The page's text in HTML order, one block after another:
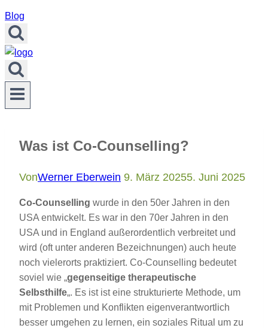
Blog
Was ist Co-Counselling?
VonWerner Eberwein 9. März 20255. Juni 2025
Co-Counselling wurde in den 50er Jahren in den
USA entwickelt. Es war in den 70er Jahren in den
USA und in England außerordentlich verbreitet und
wird (oft unter anderen Bezeichnungen) auch heute
noch vielerorts praktiziert. Co-Counselling bedeutet
soviel wie „gegenseitige therapeutische
Selbsthilfe„. Es ist ist eine strukturierte Methode, um
mit Problemen und Konflikten eigenverantwortlich
besser umgehen zu lernen, ein soziales Ritual um zu